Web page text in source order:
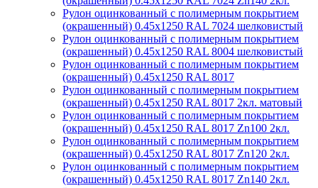
Рулон оцинкованный с полимерным покрытием
(окрашенный) 0.45x1250 RAL 7024 шелковистый
Рулон оцинкованный с полимерным покрытием
(окрашенный) 0.45x1250 RAL 8004 шелковистый
Рулон оцинкованный с полимерным покрытием
(окрашенный) 0.45x1250 RAL 8017
Рулон оцинкованный с полимерным покрытием
(окрашенный) 0.45x1250 RAL 8017 2кл. матовый
Рулон оцинкованный с полимерным покрытием
(окрашенный) 0.45x1250 RAL 8017 Zn100 2кл.
Рулон оцинкованный с полимерным покрытием
(окрашенный) 0.45x1250 RAL 8017 Zn120 2кл.
Рулон оцинкованный с полимерным покрытием
(окрашенный) 0.45x1250 RAL 8017 Zn140 2кл.